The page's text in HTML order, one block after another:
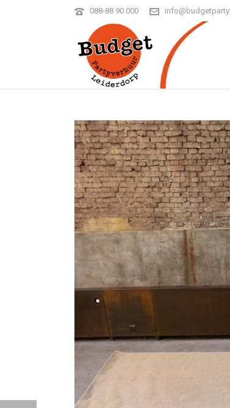
088-88 90 000